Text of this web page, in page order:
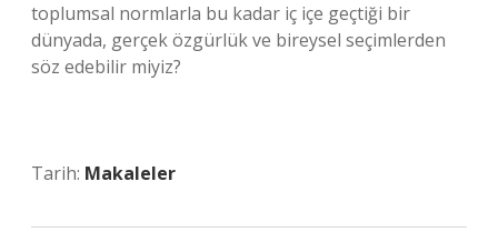
toplumsal normlarla bu kadar iç içe geçtiği bir
dünyada, gerçek özgürlük ve bireysel seçimlerden
söz edebilir miyiz?
Tarih: Makaleler